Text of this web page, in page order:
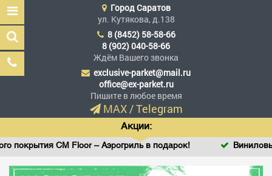
Эксклюзив Паркет
Мы сделали эксклюзив
доступным
ГородСаратов
ул. Кутякова, д.138
8 (8452) 58-58-66
8 (902) 040-58-66
Ждём Вашего звонка
exclusive-parket@mail.ru
office@ex-parket.ru
Пишите в любое время
MAX/Telegram
Акции:
в подарок! Виниловый SPC ламинат StoneWood